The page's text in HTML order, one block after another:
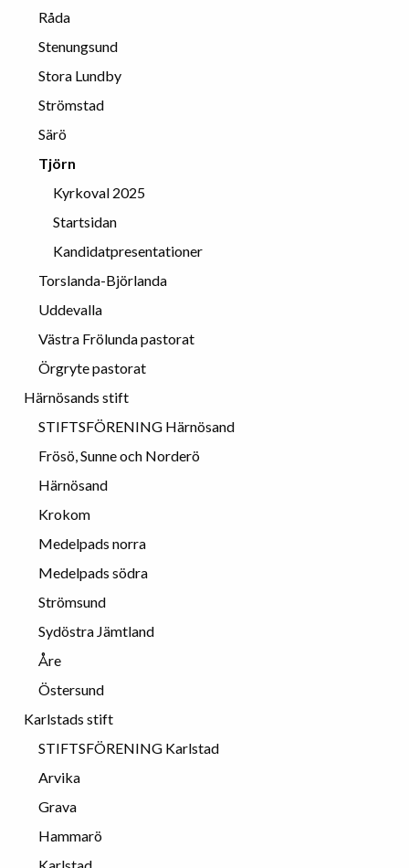
Råda
Stenungsund
Stora Lundby
Strömstad
Särö
Tjörn
Kyrkoval 2025
Startsidan
Kandidatpresentationer
Torslanda-Björlanda
Uddevalla
Västra Frölunda pastorat
Örgryte pastorat
Härnösands stift
STIFTSFÖRENING Härnösand
Frösö, Sunne och Norderö
Härnösand
Krokom
Medelpads norra
Medelpads södra
Strömsund
Sydöstra Jämtland
Åre
Östersund
Karlstads stift
STIFTSFÖRENING Karlstad
Arvika
Grava
Hammarö